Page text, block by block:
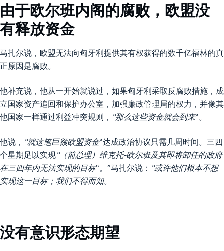
由于欧尔班内阁的腐败，欧盟没
有释放资金
马扎尔说，欧盟无法向匈牙利提供其有权获得的数千亿福林的真
正原因是腐败。
他补充说，他从一开始就说过，如果匈牙利采取反腐败措施，成
立国家资产追回和保护办公室，加强廉政管理局的权力，并像其
他国家一样通过利益冲突规则， “那么这些资金就会到来“。
他说， “就这笔巨额欧盟资金“达成政治协议只需几周时间。三四
个星期足以实现“（前总理）维克托-欧尔班及其即将卸任的政府
在三四年内无法实现的目标“。”马扎尔说： “或许他们根本不想
实现这一目标；我们不得而知。
没有意识形态期望